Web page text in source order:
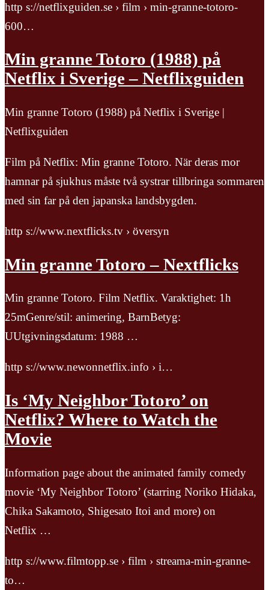
http s://netflixguiden.se › film › min-granne-totoro-
600…
Min granne Totoro (1988) på
Netflix i Sverige – Netflixguiden
Min granne Totoro (1988) på Netflix i Sverige |
Netflixguiden
Film på Netflix: Min granne Totoro. När deras mor
hamnar på sjukhus måste två systrar tillbringa sommaren
med sin far på den japanska landsbygden.
http s://www.nextflicks.tv › översyn
Min granne Totoro – Nextflicks
Min granne Totoro. Film Netflix. Varaktighet: 1h
25mGenre/stil: animering, BarnBetyg:
UUtgivningsdatum: 1988 …
http s://www.newonnetflix.info › i…
Is ‘My Neighbor Totoro’ on
Netflix? Where to Watch the
Movie
Information page about the animated family comedy
movie ‘My Neighbor Totoro’ (starring Noriko Hidaka,
Chika Sakamoto, Shigesato Itoi and more) on
Netflix …
http s://www.filmtopp.se › film › streama-min-granne-
to…